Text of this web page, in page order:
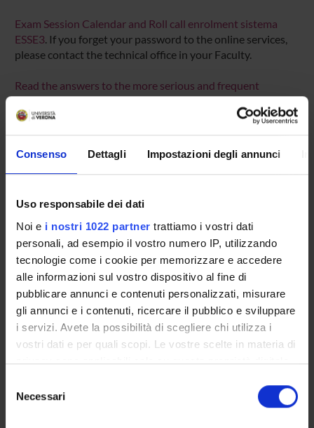
Consenso Dettagli Impostazioni degli annunci
Uso responsabile dei dati
Noi e i nostri 1022 partner trattiamo i vostri dati
personali, ad esempio il vostro numero IP, utilizzando
tecnologie come i cookie per memorizzare e accedere
alle informazioni sul vostro dispositivo al fine di
pubblicare annunci e contenuti personalizzati, misurare
gli annunci e i contenuti, ricercare il pubblico e sviluppare
i servizi. Avete la possibilità di scegliere chi utilizza i
vostri dati e per quali scopi. Le vostre scelte in materia di
privacy sono applicabili solo su questa proprietà digitale
modificare o revocare il proprio consenso in qualsiasi
momento dalla Dichiarazione sui cookie o facendo clic
delNecessari
Exam Session Calendar and Roll call enrolment sistema
ESSE3. If you forget your password to the online services,
please contact the technical office in your Faculty.
Read the answers to the more serious and frequent
questions - F.A.Q. Examination enrolment
Enrolment Policy
Academic Calendar
Lesson timetable
Degree Programme
Exam calendar
Notices
Thesis and internship proposals
Governing bodies
Faculty staff